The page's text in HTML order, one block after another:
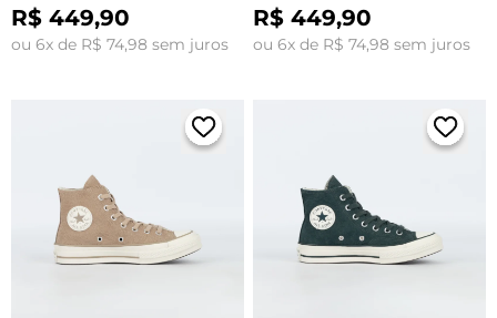
R$ 449,90
ou 6x de R$ 74,98 sem juros
R$ 449,90
ou 6x de R$ 74,98 sem juros